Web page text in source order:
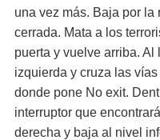
una vez más. Baja por la
cerrada. Mata a los
puerta y vuelve arriba.
izquierda y cruza las
donde pone No exit.
interruptor que
derecha y baja al nivel